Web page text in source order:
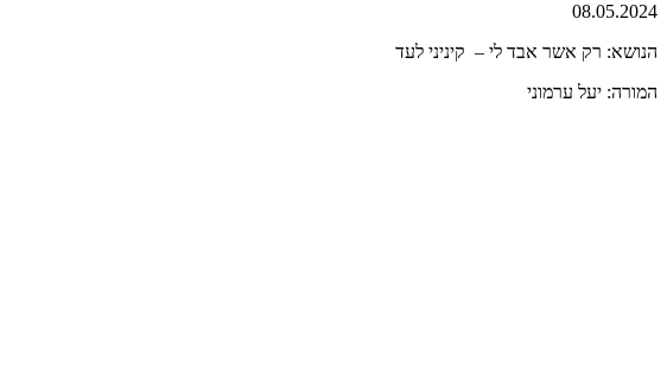
08.05.2024
הנושא: רק אשר אבד לי – קיניני לעד
המורה: יעל ערמוני